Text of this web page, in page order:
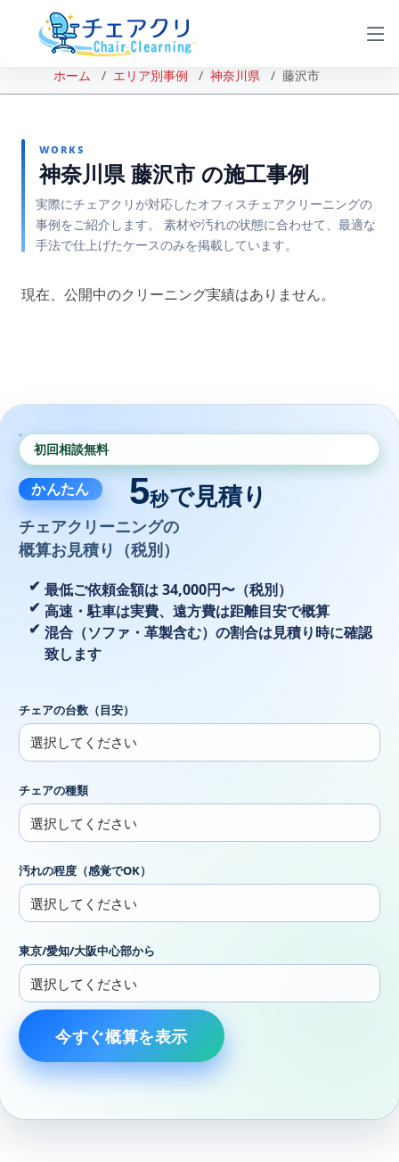
ホーム エリア別事例 神奈川県 藤沢市
WORKS
神奈川県 藤沢市 の施工事例
実際にチェアクリが対応したオフィスチェアクリーニングの
事例をご紹介します。 素材や汚れの状態に合わせて、最適な
手法で仕上げたケースのみを掲載しています。
現在、公開中のクリーニング実績はありません。
初回相談無料
かんたん 5秒で見積り
チェアクリーニングの
概算お見積り（税別）
最低ご依頼金額は 34,000円〜（税別）
高速・駐車は実費、遠方費は距離目安で概算
混合（ソファ・革製含む）の割合は見積り時に確認
致します
チェアの台数（目安）
チェアの種類
汚れの程度（感覚でOK）
東京/愛知/大阪中心部から
今すぐ概算を表示